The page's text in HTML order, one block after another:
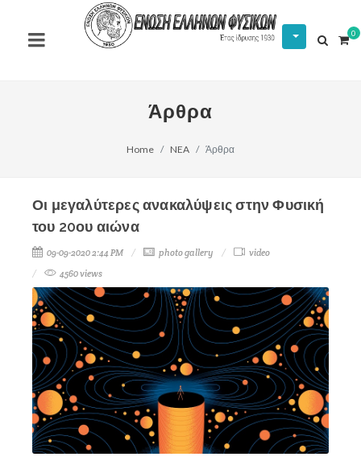
0
Άρθρα
Home NEA Άρθρα
Οι μεγαλύτερες ανακαλύψεις στην Φυσική
του 20ου αιώνα
09-09-2020 2:44 PM photo gallery
video
4560 views